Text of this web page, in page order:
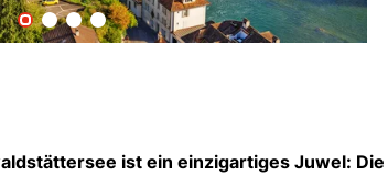
ist ein einzigartiges Juwel: